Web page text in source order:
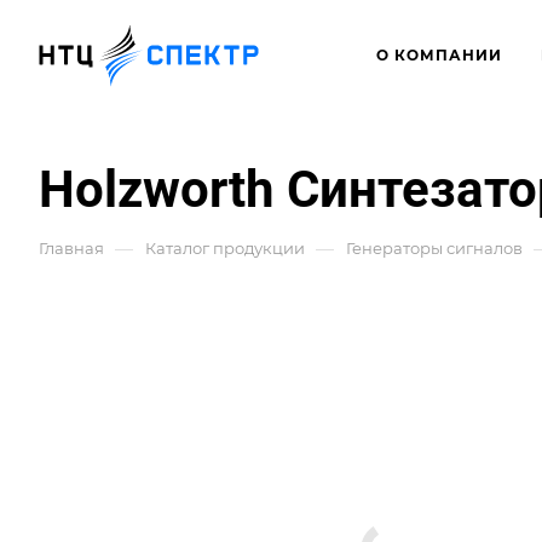
О КОМПАНИИ
Holzworth
Главная — Каталог продукции — Генераторы сигналов